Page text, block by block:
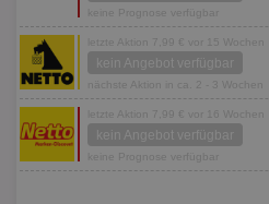
keine Prognose verfügbar
letzte Aktion 7,99 € vor 15 Wochen
kein Angebot verfügbar
nächste Aktion in ca. 2 - 3 Wochen
letzte Aktion 7,99 € vor 16 Wochen
kein Angebot verfügbar
keine Prognose verfügbar